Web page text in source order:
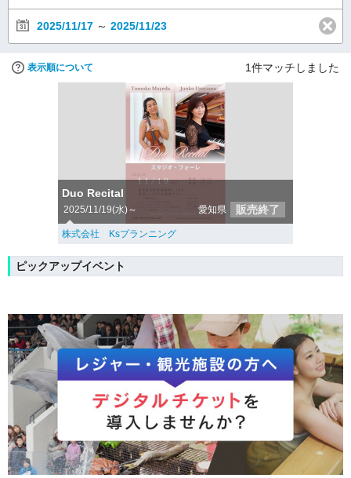
2025/11/17 ～ 2025/11/23
表示順について 1件マッチしました
Duo Recital
2025/11/19(水)～ 愛知県 販売終了
株式会社 Ksプランニング
ピックアップイベント